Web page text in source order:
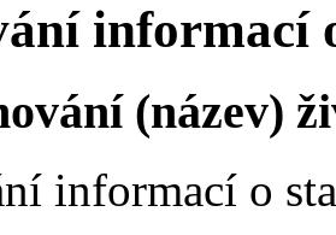
informací
(název)
informací o